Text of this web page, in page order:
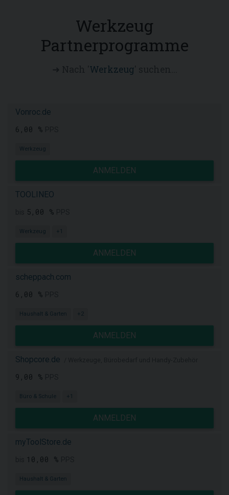
Werkzeug
Partnerprogramme
Werkzeug
Vonroc.de
6,00 %
Werkzeug
ANMELDEN
TOOLINEO
5,00 %
Werkzeug +1
ANMELDEN
scheppach.com
6,00 %
Haushalt & Garten +2
ANMELDEN
Shopcore.de
9,00 %
Büro & Schule +1
ANMELDEN
myToolStore.de
10,00 %
Haushalt & Garten